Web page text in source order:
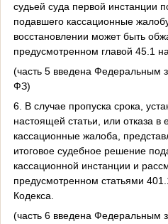
судьей суда первой инстанции
подавшего кассационные
восстановлении может быть
предусмотренном главой 45.1
(часть 5 введена Федеральным
ФЗ)
6. В случае пропуска срока,
настоящей статьи, или отказа в
кассационные жалоба,
итоговое судебное решение
кассационной инстанции и
предусмотренном статьями
Кодекса.
(часть 6 введена Федеральным